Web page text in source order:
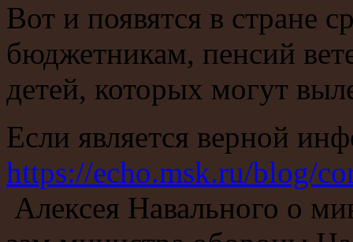
Вот и появятся в стране
бюджетникам, пенсий
детей, которых могут
Если является верной
https://echo.msk.ru/blog/
Алексея Навального о